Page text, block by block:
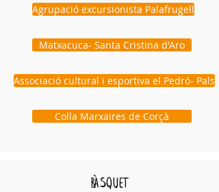
Agrupació excursionista Palafrugell
Matxacuca- Santa Cristina d'Aro
Associació cultural i esportiva el Pedró- Pals
Colla Marxaires de Corçà
bàsquet